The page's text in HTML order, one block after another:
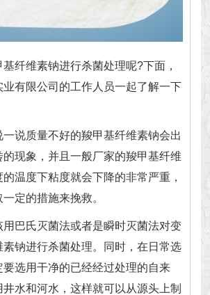
基纤维素钠进行杀菌处理呢?下面，
业有限公司的工作人员一起了解一下
质量不好的羧甲基纤维素钠会出
现象，并且一般厂家的羧甲基纤维
温度下粘度就会下降的非常严重，
定的措施来挽救。
氏灭菌法或者是瞬时灭菌法对变
素钠进行杀菌处理。同时，在日常选
要选用干净的已经经过处理的自来
水和河水，这样就可以从源头上制